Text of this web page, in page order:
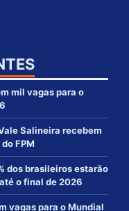
mil vagas para o
Salineira recebem
FPM
dos brasileiros estarão
o final de 2026
vagas para o Mundial